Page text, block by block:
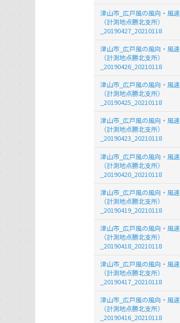
津山市_広戸風の風向・風速
（計測地点勝北支所）
_20190427_20210118
津山市_広戸風の風向・風速
（計測地点勝北支所）
_20190426_20210118
津山市_広戸風の風向・風速
（計測地点勝北支所）
_20190425_20210118
津山市_広戸風の風向・風速
（計測地点勝北支所）
_20190423_20210118
津山市_広戸風の風向・風速
（計測地点勝北支所）
_20190420_20210118
津山市_広戸風の風向・風速
（計測地点勝北支所）
_20190419_20210118
津山市_広戸風の風向・風速
（計測地点勝北支所）
_20190418_20210118
津山市_広戸風の風向・風速
（計測地点勝北支所）
_20190417_20210118
津山市_広戸風の風向・風速
（計測地点勝北支所）
_20190416_20210118